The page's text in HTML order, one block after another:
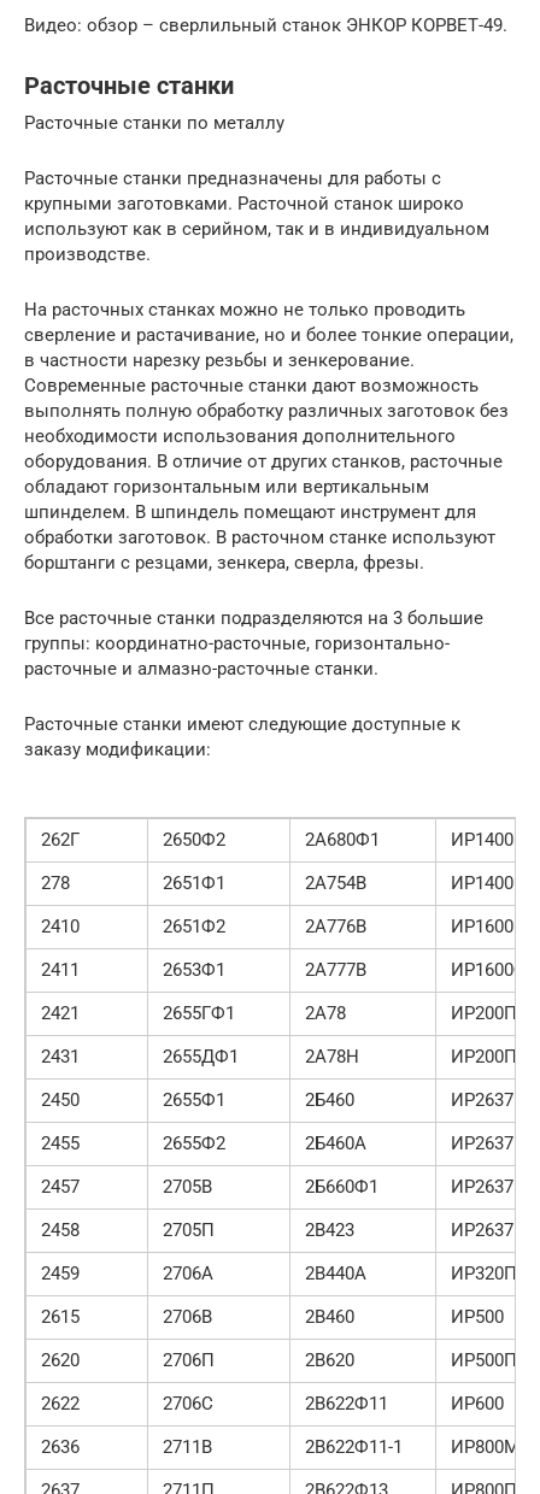
Видео: обзор – сверлильный станок ЭНКОР КОРВЕТ-49.
Расточные станки
Расточные станки по металлу
Расточные станки предназначены для работы с
крупными заготовками. Расточной станок широко
используют как в серийном, так и в индивидуальном
производстве.
На расточных станках можно не только проводить
сверление и растачивание, но и более тонкие операции,
в частности нарезку резьбы и зенкерование.
Современные расточные станки дают возможность
выполнять полную обработку различных заготовок без
необходимости использования дополнительного
оборудования. В отличие от других станков, расточные
обладают горизонтальным или вертикальным
шпинделем. В шпиндель помещают инструмент для
обработки заготовок. В расточном станке используют
борштанги с резцами, зенкера, сверла, фрезы.
Все расточные станки подразделяются на 3 большие
группы: координатно-расточные, горизонтально-
расточные и алмазно-расточные станки.
Расточные станки имеют следующие доступные к
заказу модификации:
262Г 2650Ф2 2А680Ф1
278
2651Ф1 2А754В
2410
2651Ф2 2А776В
2411
2653Ф1 2А777В
ИР1600Ф4
2421
2655ГФ1 2А78
2431
2655ДФ1 2А78Н
2450
2655Ф1 2Б460
2455
2655Ф2 2Б460А
2457
2705В 2Б660Ф1
2458
2705П 2В423
2459
2706А 2В440А
2615
2706В 2В460
ИР500
2620
2706П 2В620
2622
2706С 2В622Ф11
ИР600
2636
2711В 2В622Ф11-1